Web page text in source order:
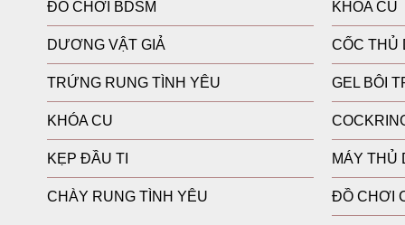
ĐỒ CHƠI BDSM
DƯƠNG VẬT GIẢ
TRỨNG RUNG TÌNH YÊU
KHÓA CU
KẸP ĐẦU TI
CHÀY RUNG TÌNH YÊU
KHÓA CU
CỐC THỦ
GEL BÔI
MÁY THỦ
ĐỒ CHƠI